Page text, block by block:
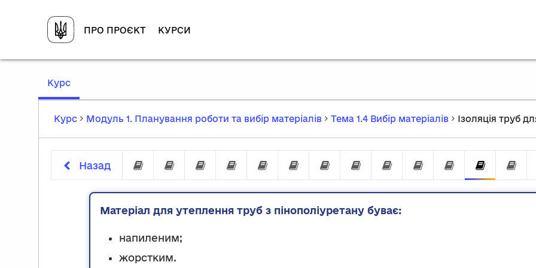
ПРО ПРОЄКТ КУРСИ
Курс,
Курс
Модуль 1. Планування роботи та вибір матеріалів Тема 1.4 Вибір матеріалів Ізоляція труб
Назад
Вибір матеріалів
Теплоізоляційні матеріали
Основні властивості матеріалів
Характеристики для обʼєктивного вибору
Вимоги до товщини шару теплоізоляції
Характеристики матеріалів
Синтетичний каучук
Спінений поліетилен
Пінополіуретан
Пінополістирол
Матеріал для утеплення труб з пінополіуретану буває:
напиленим;
жорстким.